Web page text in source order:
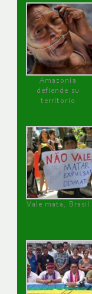
Amazonía
defiende su
territorio
Vale mata, Brasil